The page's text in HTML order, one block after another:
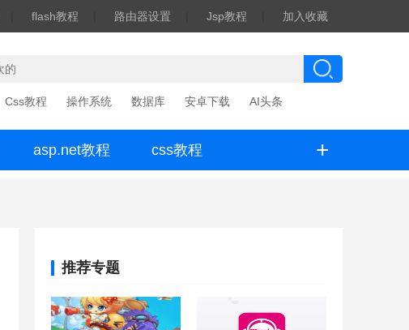
flash教程 路由器设置 Jsp教程 加入收藏
Css教程 操作系统 数据库 安卓下载 AI头条
asp.net教程 css教程 +
推荐专题